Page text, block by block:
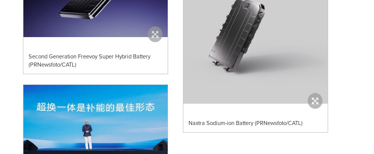
Second Generation Freevoy Super Hybrid Battery
(PRNewsfoto/CATL)
Naxtra Sodium-ion Battery (PRNewsfoto/CATL)